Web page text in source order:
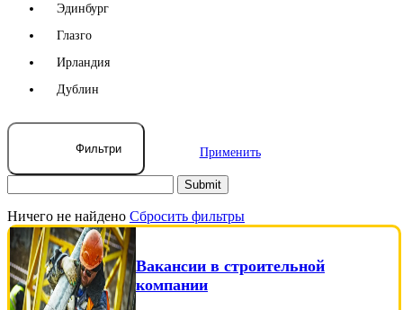
Эдинбург
Глазго
Ирландия
Дублин
Фильтри Применить
Ничего не найдено Сбросить фильтры
Вакансии в строительной
компании